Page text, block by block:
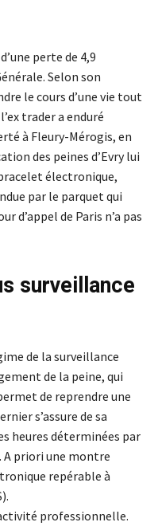
perte de 4,9
Selon son
le cours d’une vie tout
trader a enduré
à Fleury-Mérogis, en
des peines d’Evry lui
électronique,
par le parquet qui
d’appel de Paris n’a pas
surveillance
de la surveillance
de la peine, qui
de reprendre une
s’assure de sa
heures déterminées par
A priori une montre
repérable à
professionnelle.